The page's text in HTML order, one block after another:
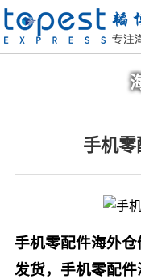
手机
手机零配件海外
发货，手机零配